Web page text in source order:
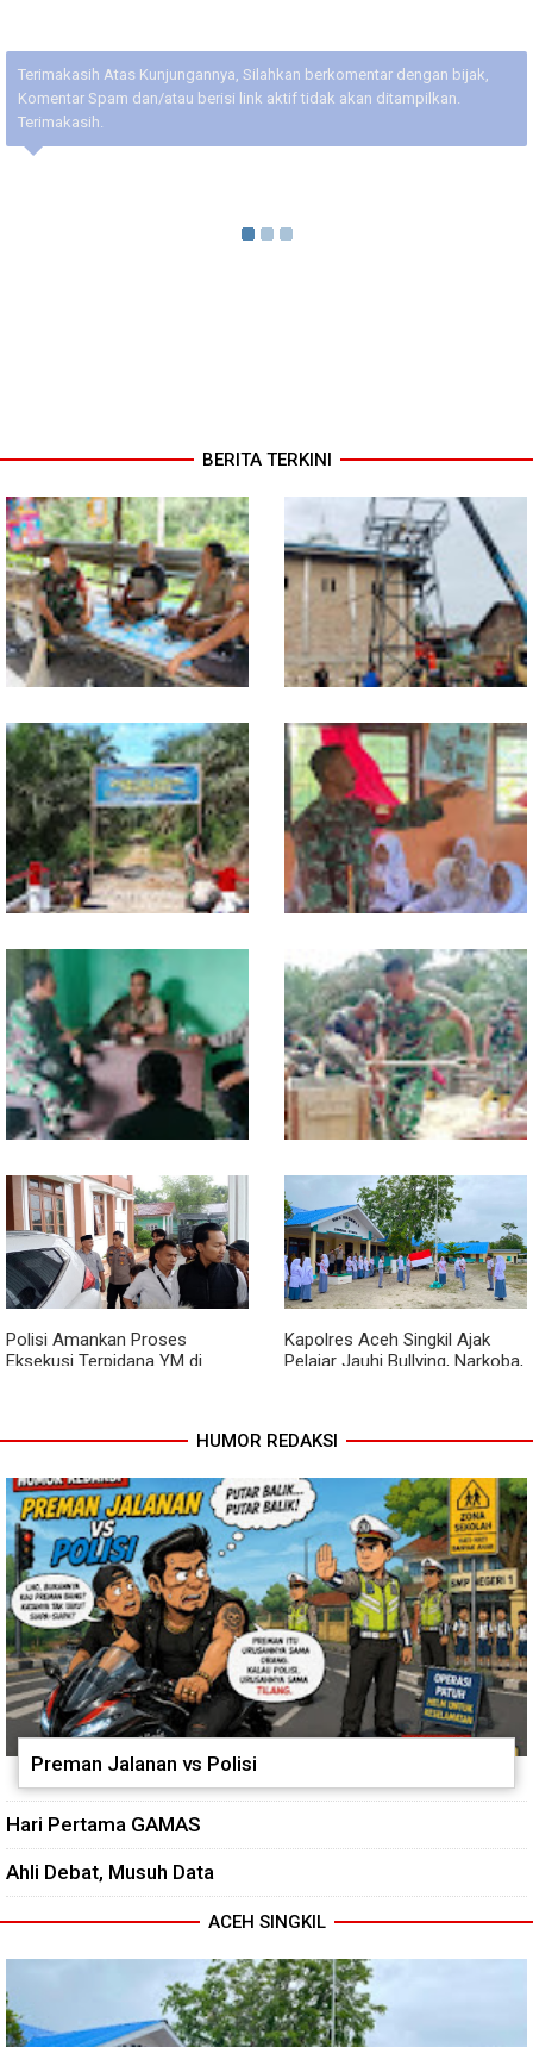
Terimakasih Atas Kunjungannya, Silahkan berkomentar dengan bijak,
Komentar Spam dan/atau berisi link aktif tidak akan ditampilkan.
Terimakasih.
BERITA TERKINI
Lewat Komsos di Warung
Kopi, Babinsa Bangun Sinergi
dan Kekompakan Warga
Progres TNI AD Manunggal Air
Dikebut, Babinsa dan Warga
Dirikan Tower Polytank di
Belegen Mulia
Kodim 0118 Tancap Gas
Rampungkan Finishing
Jembatan Garuda
Melalui Wasbang, Babinsa
Bentuk Karakter dan Jiwa
Patriotisme Pelajar
Babinsa dan Bhabinkamtibmas
Ajak Warga Semarakkan HUT
RI ke-81 dengan Kibarkan
Merah Putih
Cuaca Tak Jadi Penghalang,
Pengecoran Kepala Jembatan
Garuda dan Pengacian Terus
Dikebut
Polisi Amankan Proses
Eksekusi Terpidana YM di
Kapolres Aceh Singkil Ajak
Pelajar Jauhi Bullying, Narkoba,
HUMOR REDAKSI
Preman Jalanan vs Polisi
Hari Pertama GAMAS
Ahli Debat, Musuh Data
ACEH SINGKIL